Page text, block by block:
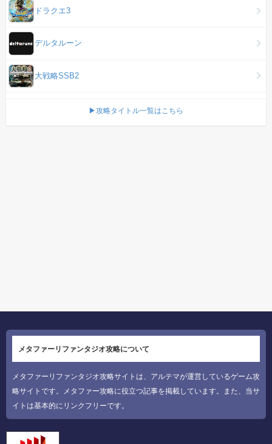
ドラクエ3
デルタルーン
大戦略SSB2
▶攻略タイトル一覧はこちら
メタファーリファンタジオ攻略について
メタファーリファンタジオ攻略サイトは、アルテマが運営しているゲーム攻
略サイトです。メタファー攻略に役立つ記事を掲載しています。また、当サ
イトは基本的にリンクフリーです。